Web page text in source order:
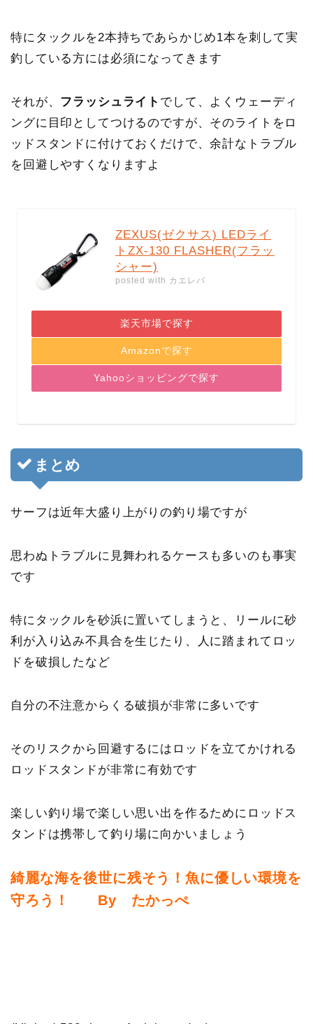
特にタックルを2本持ちであらかじめ1本を刺して実
釣している方には必須になってきます
それが、 フラッシュライト でして、よくウェーディ
ングに目印としてつけるのですが、そのライトをロ
ッドスタンドに付けておくだけで、余計なトラブル
を回避しやすくなりますよ
ZEXUS(ゼクサス) LEDライ
トZX-130 FLASHER(フラッ
シャー)
posted with カエレバ
楽天市場で探す
Amazonで探す
Yahooショッピングで探す
まとめ
サーフは近年大盛り上がりの釣り場ですが
思わぬトラブルに見舞われるケースも多いのも事実
です
特にタックルを砂浜に置いてしまうと、リールに砂
利が入り込み不具合を生じたり、人に踏まれてロッ
ドを破損したなど
自分の不注意からくる破損が非常に多いです
そのリスクから回避するにはロッドを立てかけれる
ロッドスタンドが非常に有効です
楽しい釣り場で楽しい思い出を作るためにロッドス
タンドは携帯して釣り場に向かいましょう
綺麗な海を後世に残そう！魚に優しい環境を
守ろう！ By たかっぺ